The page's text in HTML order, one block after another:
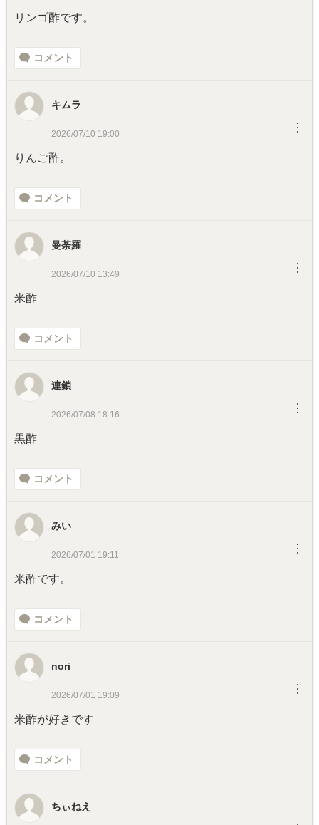
リンゴ酢です。
コメント
キムラ
2026/07/10 19:00 ︙
りんご酢。
コメント
曼荼羅
2026/07/10 13:49 ︙
米酢
コメント
連鎖
2026/07/08 18:16 ︙
黒酢
コメント
みい
2026/07/01 19:11 ︙
米酢です。
コメント
nori
2026/07/01 19:09 ︙
米酢が好きです
コメント
ちぃねえ